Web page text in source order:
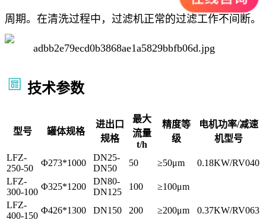
周期。在清洗过程中，过滤机正常的过滤工作不间断。
技术参数
型号 罐体规格
进出口
规格
最大
流量
t/h
精度等
级
电机功率/减速
机型号
LFZ-
250-50
Φ273*1000
DN25-
DN50
50 ≥50μm
0.18KW/RV040
LFZ-
300-100
Φ325*1200
DN80-
DN125
100 ≥100μm
0.37KW/RV063
LFZ-
400-150
Φ426*1300 DN150 200
≥200μm